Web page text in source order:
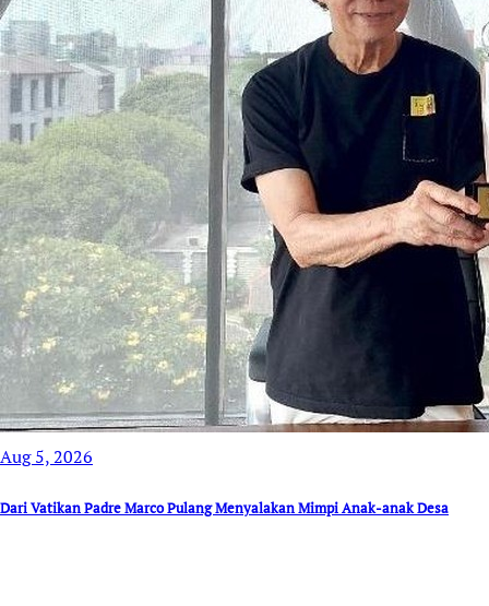
Aug 5, 2026
Dari Vatikan Padre Marco Pulang Menyalakan Mimpi Anak-anak Desa